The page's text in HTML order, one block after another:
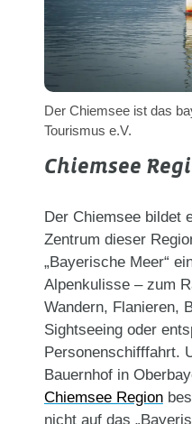
Der Chiemsee ist das
Tourismus e.V.
Chiemsee
Der Chiemsee bildet
Zentrum dieser
„Bayerische Meer“
Alpenkulisse – zum
Wandern, Flanieren,
Sightseeing oder
Personenschifffahrt.
Bauernhof in
Chiemsee Region
nicht auf das